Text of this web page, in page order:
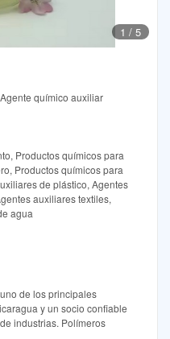
1 / 5
químico auxiliar
Productos químicos para
Productos químicos para
de plástico, Agentes
auxiliares textiles,
agua
de los principales
y un socio confiable
industrias. Polímeros